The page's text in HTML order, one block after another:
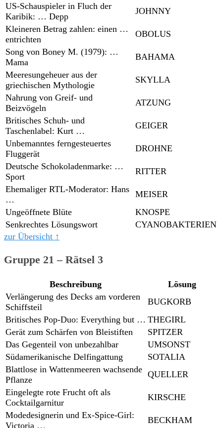
US-Schauspieler in Fluch der
Karibik: … Depp
JOHNNY
Kleineren Betrag zahlen: einen …
entrichten
OBOLUS
Song von Boney M. (1979): …
Mama
BAHAMA
Meeresungeheuer aus der
griechischen Mythologie
SKYLLA
Nahrung von Greif- und
Beizvögeln
ATZUNG
Britisches Schuh- und
Taschenlabel: Kurt …
GEIGER
Unbemanntes ferngesteuertes
Fluggerät
DROHNE
Deutsche Schokoladenmarke: …
Sport
RITTER
Ehemaliger RTL-Moderator: Hans
…
MEISER
Ungeöffnete Blüte
KNOSPE
Senkrechtes Lösungswort
CYANOBAKTERIEN
zur Übersicht ↑
Gruppe 21 – Rätsel 3
Beschreibung
Lösung
Verlängerung des Decks am vorderen
Schiffsteil
BUGKORB
Britisches Pop-Duo: Everything but … THEGIRL
Gerät zum Schärfen von Bleistiften
SPITZER
Das Gegenteil von unbezahlbar
UMSONST
Südamerikanische Delfingattung
SOTALIA
Blattlose in Wattenmeeren wachsende
Pflanze
QUELLER
Eingelegte rote Frucht oft als
Cocktailgarnitur
KIRSCHE
Modedesignerin und Ex-Spice-Girl:
Victoria …
BECKHAM